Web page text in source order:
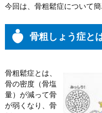
今回は、骨粗鬆症について
骨粗しょう症と
骨粗鬆症とは、
骨の密度（骨塩
量）が減って骨
が弱くなり、骨